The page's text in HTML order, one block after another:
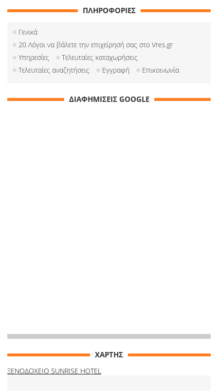
ΠΛΗΡΟΦΟΡΙΕΣ
Γενικά
20 Λόγοι να βάλετε την επιχείρησή σας στο Vres.gr
Υπηρεσίες
Τελευταίες καταχωρήσεις
Τελευταίες αναζητήσεις
Εγγραφή Επικοινωνία
ΔΙΑΦΗΜΙΣΕΙΣ GOOGLE
ΧΑΡΤΗΣ
ΞΕΝΟΔΟΧΕΙΟ SUNRISE HOTEL